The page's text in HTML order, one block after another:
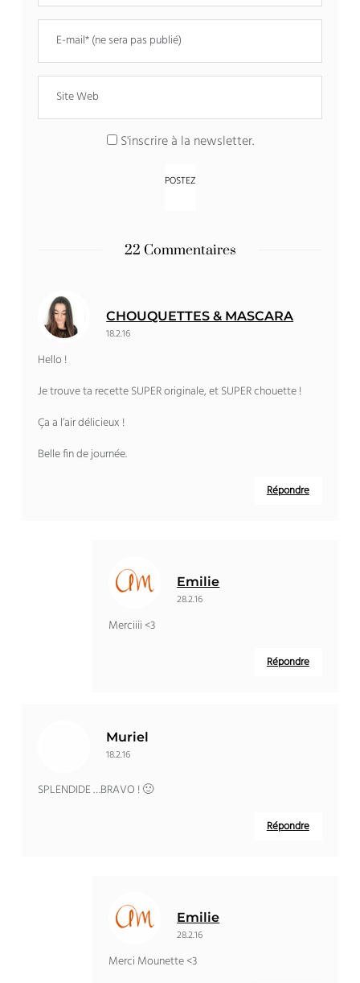
S'inscrire à la newsletter.
22 Commentaires
CHOUQUETTES & MASCARA
18.2.16
Hello !
Je trouve ta recette SUPER originale, et SUPER chouette !
Ça a l’air délicieux !
Belle fin de journée.
Répondre
Emilie
28.2.16
Merciiii <3
Répondre
Muriel
18.2.16
SPLENDIDE …BRAVO ! 🙂
Répondre
Emilie
28.2.16
Merci Mounette <3